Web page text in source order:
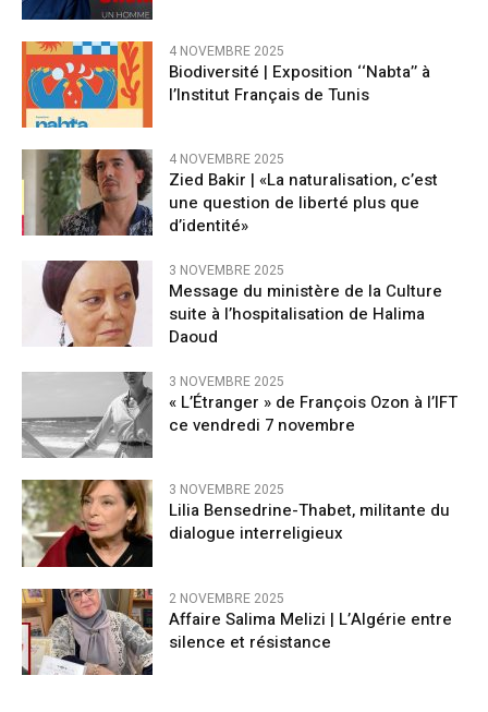
4 NOVEMBRE 2025
Biodiversité | Exposition ‘‘Nabta’’ à
l’Institut Français de Tunis
4 NOVEMBRE 2025
Zied Bakir | «La naturalisation, c’est
une question de liberté plus que
d’identité»
3 NOVEMBRE 2025
Message du ministère de la Culture
suite à l’hospitalisation de Halima
Daoud
3 NOVEMBRE 2025
« L’Étranger » de François Ozon à l’IFT
ce vendredi 7 novembre
3 NOVEMBRE 2025
Lilia Bensedrine-Thabet, militante du
dialogue interreligieux
2 NOVEMBRE 2025
Affaire Salima Melizi | L’Algérie entre
silence et résistance